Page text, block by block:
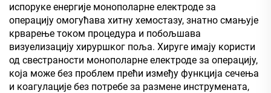
испоруке енергије монополарне електроде за
операцију омогућава хитну хемостазу, знатно смањује
крварење током процедура и побољшава
визуелизацију хируршког поља. Хируге имају користи
од свестраности монополарне електроде за операцију,
која може без проблем прећи између функција сечења
и коагулације без потребе за размене инструмената,